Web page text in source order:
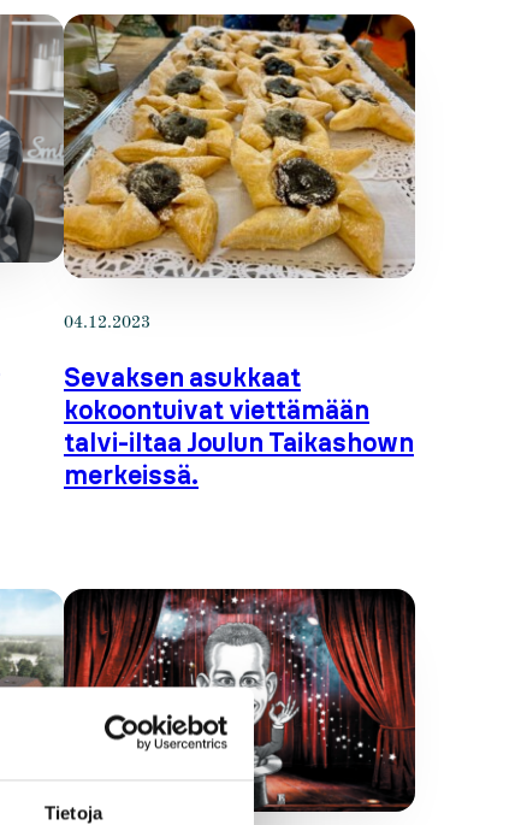
Tietoja
04.12.2023
Sevaksen asukkaat
kokoontuivat viettämään
talvi-iltaa Joulun Taikashown
merkeissä.